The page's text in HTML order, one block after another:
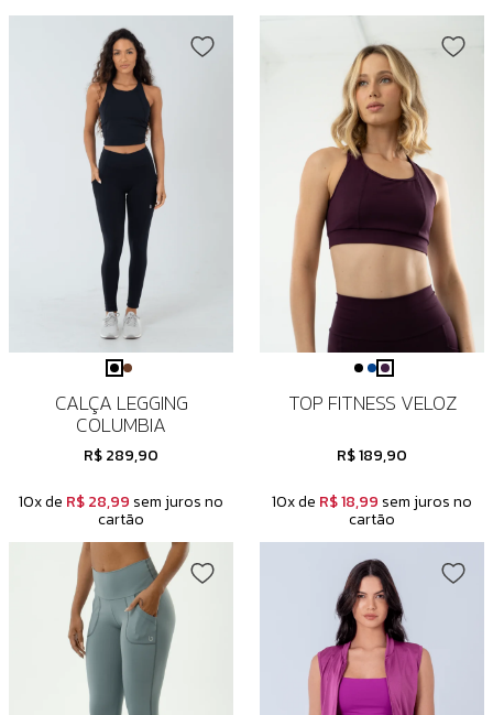
CALÇA LEGGING
COLUMBIA
R$ 289,90
10x de R$ 28,99 sem juros no
cartão
TOP FITNESS VELOZ
R$ 189,90
10x de R$ 18,99 sem juros no
cartão